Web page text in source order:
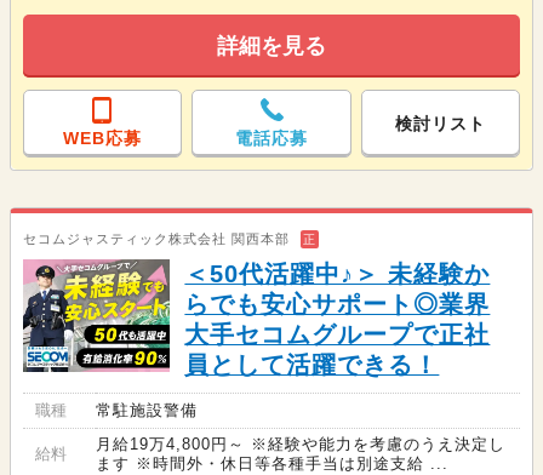
詳細を見る
WEB応募 電話応募
検討リスト
セコムジャスティック株式会社 関西本部 正
＜50代活躍中♪＞ 未経験か
らでも安心サポート◎業界
大手セコムグループで正社
員として活躍できる！
職種 常駐施設警備
給料
月給19万4,800円～ ※経験や能力を考慮のうえ決定し
ます ※時間外・休日等各種手当は別途支給 ...